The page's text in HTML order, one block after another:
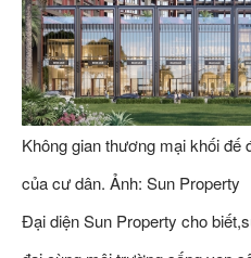
Không gian thương mại khối đế
của cư dân. Ảnh: Sun Property
Đại diện Sun Property cho